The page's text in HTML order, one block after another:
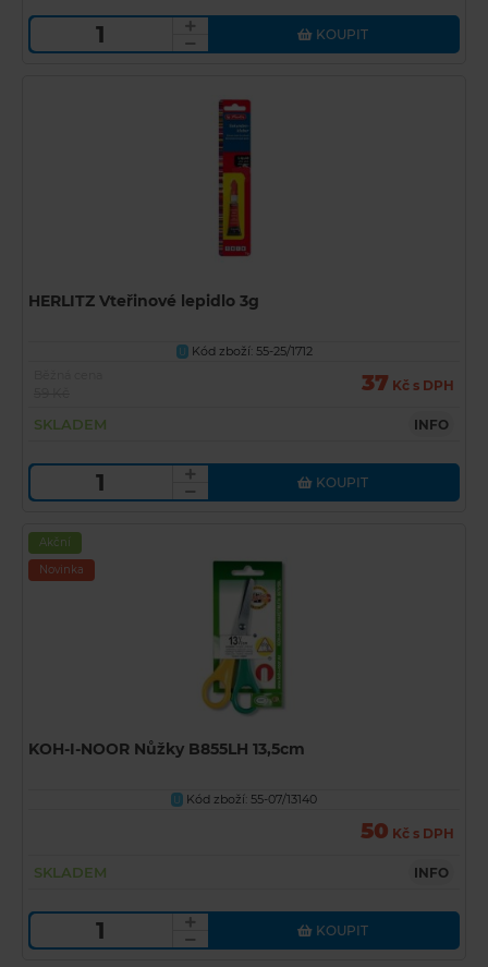
KOUPIT
HERLITZ Vteřinové lepidlo 3g
U Kód zboží: 55-25/1712
37 Kč s DPH
SKLADEM INFO
KOUPIT
Akční
Novinka
KOH-I-NOOR Nůžky B855LH 13,5cm
U Kód zboží: 55-07/13140
50 Kč s DPH
SKLADEM INFO
KOUPIT